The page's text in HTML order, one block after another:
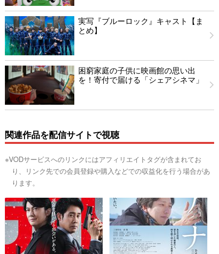
実写『ブルーロック』キャスト【ま
とめ】
困窮家庭の子供に映画館の思い出
を！寄付で届ける「シェアシネマ」
関連作品を配信サイトで視聴
※VODサービスへのリンクにはアフィリエイトタグが含まれてお
り、リンク先での会員登録や購入などでの収益化を行う場合があ
ります。